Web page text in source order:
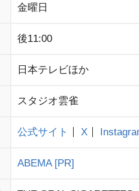
金曜日
後11:00
日本テレビほか
スタジオ雲雀
公式サイト X
ABEMA [PR]